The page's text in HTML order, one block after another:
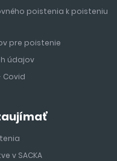
poistenia k poisteniu
pre poistenie
údajov
Covid
v SACKA